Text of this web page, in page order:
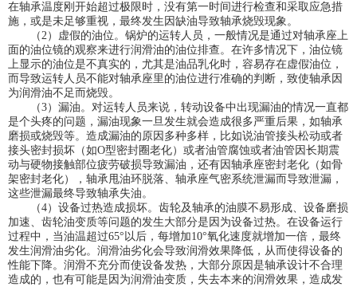
在轴承温度刚开始超过极限时，没有第一时间进行检查和采取应急措
施，或是未足够重视，最终发生因缺油导致轴承烧毁现象。
（2）虚假的油位。锅炉的运转人员，一般情况是通过对轴承座上
面的油位镜的观察来进行润滑油的油位排查。在许多情况下，油位镜
上显示的油位是不真实的，尤其是油品乳化时，容易存在虚假油位，
而导致运转人员不能对轴承座里的油位进行准确的判断，致使轴承因
为润滑油不足而烧毁。
（3）漏油。对运转人员来说，转动设备中出现漏油的情况一直都
是个头疼的问题，漏油现象一旦发生就会造成很多严重后果，如轴承
磨损或烧毁等。造成漏油的原因多种多样，比如说油管接头松动或者
接头密封损坏（如O型密封圈老化）或者油管腐蚀或者油管因长期震
动与硬物接触部位疲劳破损导致漏油，还有因轴承座密封老化（如骨
架密封老化），轴承甩油环脱落、轴承座气密系统泄漏而导致泄漏，
这些泄漏最终导致轴承失油。
（4）设备过热造成损坏。齿轮及轴承的油膜不易形成、设备磨损
加速、齿轮油变质等问题的发生大部分是因为设备过热。在设备运行
过程中，当油温超过65°以后，每增加10°氧化速度就增加一倍，最终
发生润滑油劣化。润滑油劣化会导致润滑效果降低，从而使得设备的
性能下降。润滑不充分而使设备发热，大部分原因是轴承设计不合理
造成的，也有可能是因为润滑油变质，失去本来的润滑效果，造成发